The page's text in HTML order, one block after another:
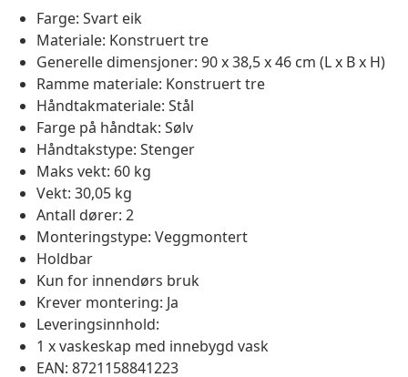
Farge: Svart eik
Materiale: Konstruert tre
Generelle dimensjoner: 90 x 38,5 x 46 cm (L x B x H)
Ramme materiale: Konstruert tre
Håndtakmateriale: Stål
Farge på håndtak: Sølv
Håndtakstype: Stenger
Maks vekt: 60 kg
Vekt: 30,05 kg
Antall dører: 2
Monteringstype: Veggmontert
Holdbar
Kun for innendørs bruk
Krever montering: Ja
Leveringsinnhold:
1 x vaskeskap med innebygd vask
EAN: 8721158841223